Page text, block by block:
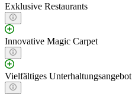
Exklusive Restaurants
Innovative Magic Carpet
Vielfältiges Unterhaltungsangebot